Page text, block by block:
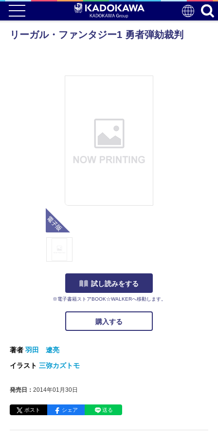
リーガル・ファンタジー1 勇者弾劾裁判
試し読みをする
※電子書籍ストアBOOK☆WALKERへ移動します。
購入する
著者 羽田 遼亮
イラスト 三弥カズトモ
発売日： 2014年01月30日
ポスト シェア 送る